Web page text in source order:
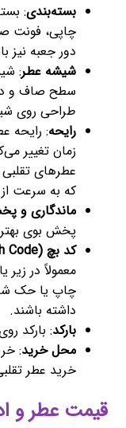
بسته‌بندی:
چاپی، فونت
دور جعبه
شیشه عطر:
سطح صاف و
طراحی روی
رایحه: رایحه
زمان تغییر
عطرهای تقلبی
که به سرعت
ماندگاری و
پخش بوی
کد بچ (Batch Code)
معمولاً در
چاپ یا حک
داشته باشند.
بارکد: بارکد
محل خرید:
خرید عطر